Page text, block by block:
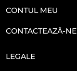
CONTUL MEU
CONTACTEAZĂ-NE
LEGALE